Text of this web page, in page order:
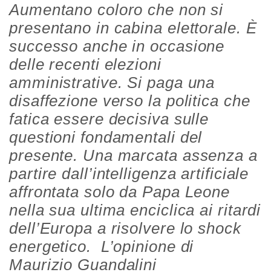
Aumentano coloro che non si
presentano in cabina elettorale. È
successo anche in occasione
delle recenti elezioni
amministrative. Si paga una
disaffezione verso la politica che
fatica essere decisiva sulle
questioni fondamentali del
presente. Una marcata assenza a
partire dall’intelligenza artificiale
affrontata solo da Papa Leone
nella sua ultima enciclica ai ritardi
dell’Europa a risolvere lo shock
energetico. L’opinione di
Maurizio Guandalini